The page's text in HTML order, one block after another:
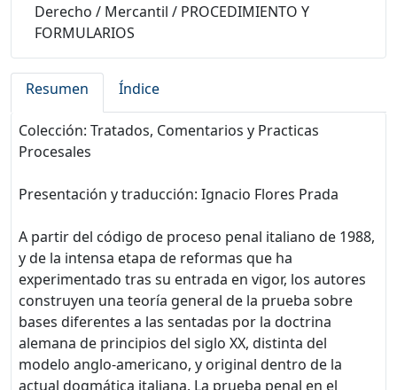
Derecho / Mercantil / PROCEDIMIENTO Y
FORMULARIOS
Resumen Índice
Colección: Tratados, Comentarios y Practicas
Procesales
Presentación y traducción: Ignacio Flores Prada
A partir del código de proceso penal italiano de 1988,
y de la intensa etapa de reformas que ha
experimentado tras su entrada en vigor, los autores
construyen una teoría general de la prueba sobre
bases diferentes a las sentadas por la doctrina
alemana de principios del siglo XX, distinta del
modelo anglo-americano, y original dentro de la
actual dogmática italiana. La prueba penal en el